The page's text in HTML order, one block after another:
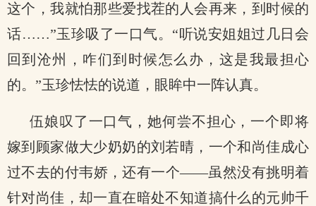
这个，我就怕那些爱找茬的人会再来，到时候的
话……”玉珍吸了一口气。“听说安姐姐过几日会
回到沧州，咋们到时候怎么办，这是我最担心
的。”玉珍怯怯的说道，眼眸中一阵认真。
伍娘叹了一口气，她何尝不担心，一个即将
嫁到顾家做大少奶奶的刘若晴，一个和尚佳成心
过不去的付韦娇，还有一个――虽然没有挑明着
针对尚佳，却一直在暗处不知道搞什么的元帅千